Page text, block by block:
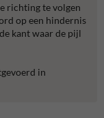
richting te volgen
op een hindernis
kant waar de pijl
in